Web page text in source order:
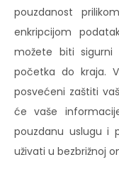
pouzdanost
enkripcijom
možete biti
početka do kraja.
posvećeni zaštiti
će vaše
pouzdanu uslugu i
uživati u bezbrižnoj